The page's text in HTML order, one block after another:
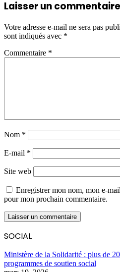
Laisser un commentaire
Votre adresse e-mail ne sera pas
sont indiqués avec *
Commentaire *
Nom *
E-mail *
Site web
Enregistrer mon nom, mon e-
pour mon prochain commentaire.
SOCIAL
Ministère de la Solidarité : plus de
programmes de soutien social